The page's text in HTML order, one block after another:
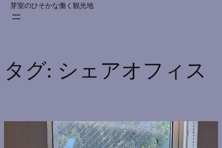
芽室のひそかな働く観光地
タグ: シェアオフィス